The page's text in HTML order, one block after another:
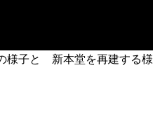
様子と 新本堂を再建する様